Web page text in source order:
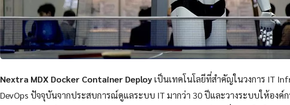
Nextra MDX Docker Container Deploy เป็นเทคโนโลยีที่สำคัญในวงการ IT
DevOps ปัจจุบันจากประสบการณ์ดูแลระบบ IT มากว่า 30 ปีและวางระบบให้องค์